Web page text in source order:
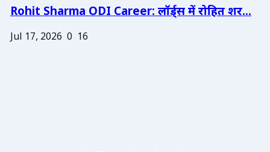
Rohit Sharma ODI Career: लॉर्ड्स में रोहित शर...
Jul 17, 2026 0 16